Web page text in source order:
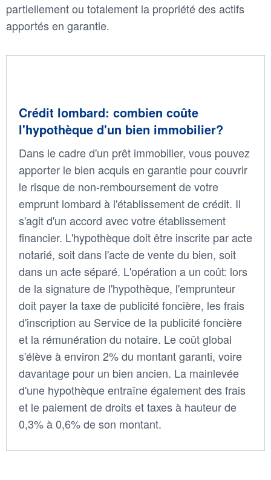
partiellement ou totalement la propriété des actifs
apportés en garantie.
Crédit lombard: combien coûte
l'hypothèque d'un bien immobilier?
Dans le cadre d'un prêt immobilier, vous pouvez
apporter le bien acquis en garantie pour couvrir
le risque de non-remboursement de votre
emprunt lombard à l'établissement de crédit. Il
s'agit d'un accord avec votre établissement
financier. L'hypothèque doit être inscrite par acte
notarié, soit dans l'acte de vente du bien, soit
dans un acte séparé. L'opération a un coût: lors
de la signature de l'hypothèque, l'emprunteur
doit payer la taxe de publicité foncière, les frais
d'inscription au Service de la publicité foncière
et la rémunération du notaire. Le coût global
s'élève à environ 2% du montant garanti, voire
davantage pour un bien ancien. La mainlevée
d'une hypothèque entraîne également des frais
et le paiement de droits et taxes à hauteur de
0,3% à 0,6% de son montant.